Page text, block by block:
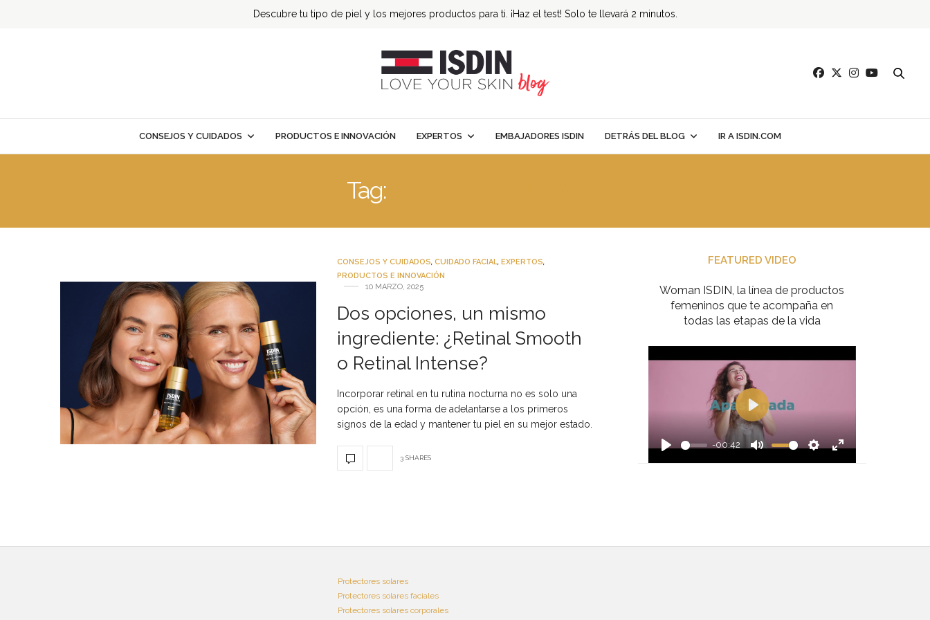
Descubre tu tipo de piel y los mejores productos para ti. ¡Haz el test! Solo te llevará 2 minutos.
CONSEJOS Y CUIDADOS PRODUCTOS E INNOVACIÓN EXPERTOS EMBAJADORES ISDIN DETRÁS DEL BLOG IR A ISDIN.COM
Tag:
CONSEJOS Y CUIDADOS, CUIDADO FACIAL, EXPERTOS,
PRODUCTOS E INNOVACIÓN
10 MARZO, 2025
Dos opciones, un mismo
ingrediente: ¿Retinal Smooth
o Retinal Intense?
Incorporar retinal en tu rutina nocturna no es solo una
opción, es una forma de adelantarse a los primeros
signos de la edad y mantener tu piel en su mejor estado.
3 SHARES
FEATURED VIDEO
Woman ISDIN, la línea de productos
femeninos que te acompaña en
todas las etapas de la vida
Play
-00:42
Mute Settings
Enter
Play
Protectores solares
Protectores solares faciales
Protectores solares corporales